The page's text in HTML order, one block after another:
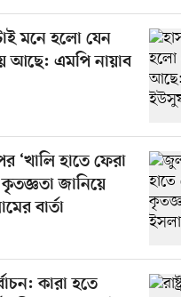
মনে হলো যেন
আছে: এমপি নায়াব
‘খালি হাতে ফেরা
কৃতজ্ঞতা জানিয়ে
বার্তা
কারা হতে